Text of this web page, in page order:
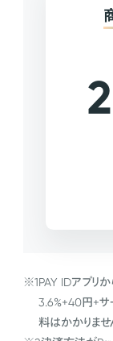
※1PAY IDアプリ
3.6%+40円+サ
料はかかりませ